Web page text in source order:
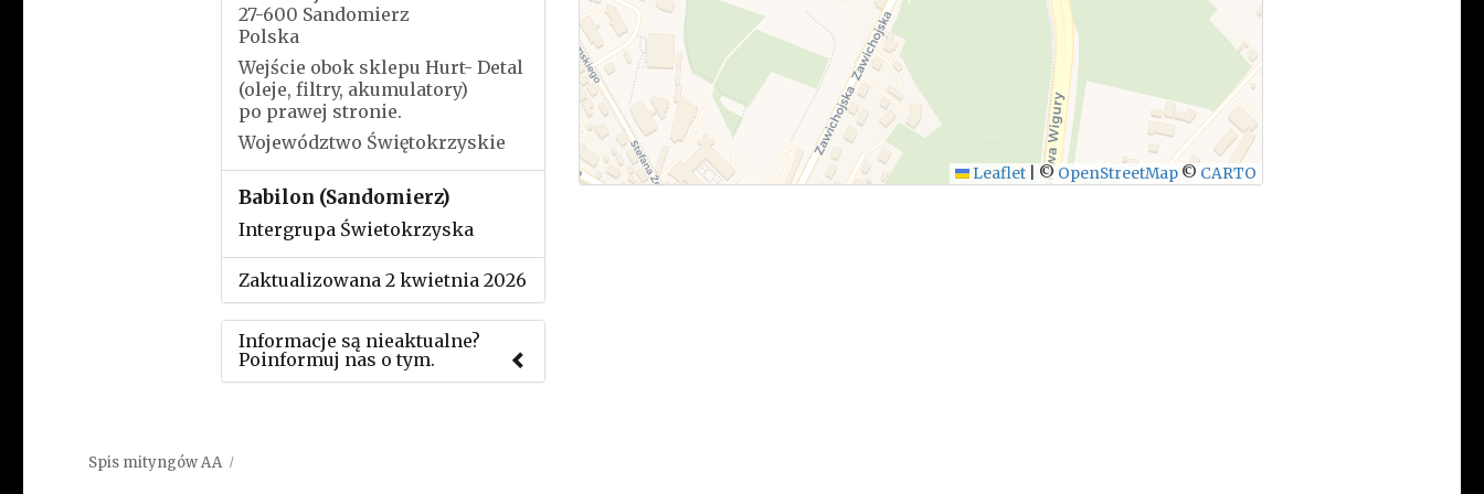
27-600 Sandomierz
Polska
Wejście obok sklepu Hurt- Detal
(oleje, filtry, akumulatory)
po prawej stronie.
Województwo Świętokrzyskie
Babilon (Sandomierz)
Intergrupa Świetokrzyska
Zaktualizowana 2 kwietnia 2026
Informacje są nieaktualne?
Poinformuj nas o tym.
Leaflet © OpenStreetMap © CARTO
Spis mityngów AA